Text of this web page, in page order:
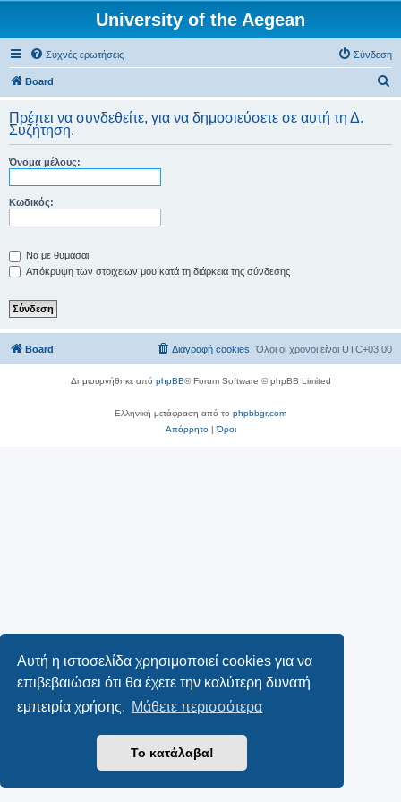
Αυτή η ιστοσελίδα χρησιμοποιεί cookies για να
επιβεβαιώσει ότι θα έχετε την καλύτερη δυνατή
εμπειρία χρήσης. Μάθετε περισσότερα
Το κατάλαβα!
University of the Aegean
Συχνές ερωτήσεις Σύνδεση
Board
ζ
Πρέπει να συνδεθείτε, για να δημοσιεύσετε σε αυτή τη Δ.
Συζήτηση.
Όνομα μέλους:
Κωδικός:
Να με θυμάσαι
Απόκρυψη των στοιχείων μου κατά τη διάρκεια της σύνδεσης
Board Όλοι οι χρόνοι είναι UTC+03:00
Διαγραφή cookies
Δημιουργήθηκε από phpBB® Forum Software © phpBB Limited
Ελληνική μετάφραση από το phpbbgr.com
Απόρρητο|Όροι